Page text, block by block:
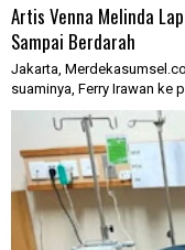
Artis Venna Melinda
Sampai Berdarah
Jakarta,
suaminya, Ferry Irawan ke